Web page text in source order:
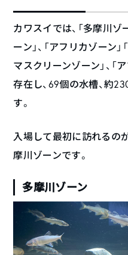
カワスイでは、「多摩川ゾ
ーン」、「アフリカゾーン」
マスクリーンゾーン」、「
存在し、69個の水槽、約
す。
入場して最初に訪れるの
摩川ゾーンです。
多摩川ゾーン